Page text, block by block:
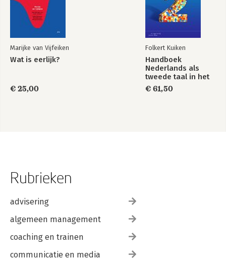
Marijke van Vijfeiken
Wat is eerlijk?
€ 25,00
Folkert Kuiken
Handboek
Nederlands als
tweede taal in het
€ 61,50
Rubrieken
advisering
algemeen management
coaching en trainen
communicatie en media